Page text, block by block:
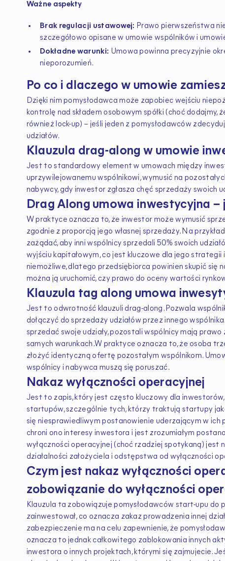
Ważne aspekty
Brak regulacji ustawowej: Prawo pierwszeństwa
szczegółowo opisane w umowie wspólników i
Dokładne warunki: Umowa powinna precyzyjnie
nieporozumień.
Po co i dlaczego w umowie
Dzięki nim pomysłodawca może zapobiec wejściu
kontrolę nad składem osobowym spółki (choć
również lock-up) – jeśli jeden z pomysłodawców
udziałów.
Klauzula drag-along w umowie
Jest to standardowy element w umowach między
uprzywilejowanemu wspólnikowi, wymusić na
nabywcy, gdy inwestor zgłasza chęć sprzedaży swoich
Drag Along umowa inwestycyjna –
W praktyce oznacza to, że inwestor może wymusić
zgodnie z proporcją jego własnej sprzedaży. Na
zażądać, aby inni wspólnicy sprzedali 50% swoich
wyjściu kapitałowym, co jest kluczowe dla jego
niemożliwe, dlatego przedsiębiorca powinien skupić się
można ją uruchomić, czy prawo do oceny wartości
Klauzula tag along umowa
Jest to odwrotność klauzuli drag-along. Pozwala
dołączyć do sprzedaży udziałów przez innego
sprzedać swoje udziały, pozostali wspólnicy mają
samych warunkach.W praktyce oznacza to, że osoba
złożyć identyczną ofertę pozostałym wspólnikom.
wspólnicy i nabywca muszą się poruszać.
Nakaz wyłączności operacyjnej
Jest to zapis, który jest często kluczowy dla
startupów, szczególnie tych, którzy traktują startupy
się niesprawiedliwym postanowienie uderzającym w
chroni ono interesy inwestora i jest zrozumiałym
wyłączności operacyjnej (choć rzadziej spotykaną) jest
działalności założyciela i odstępstwa od wyłączności
Czym jest nakaz wyłączności
zobowiązanie do wyłączności
Klauzula ta zobowiązuje pomysłodawców start-upu do
zainwestował, co oznacza zakaz prowadzenia innej
zabezpieczenie ma na celu zapewnienie, że
oznacza to jednak całkowitego zablokowania innych
inwestora o innych projektach, którymi się zajmujecie.